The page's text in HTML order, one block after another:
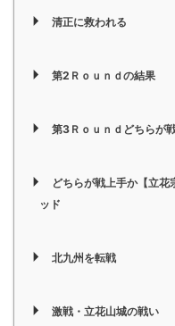
清正に救われる
第2Ｒｏｕｎｄの結果
第3Ｒｏｕｎｄどちらが
どちらが戦上手か【立
ッド
北九州を転戦
激戦・立花山城の戦い